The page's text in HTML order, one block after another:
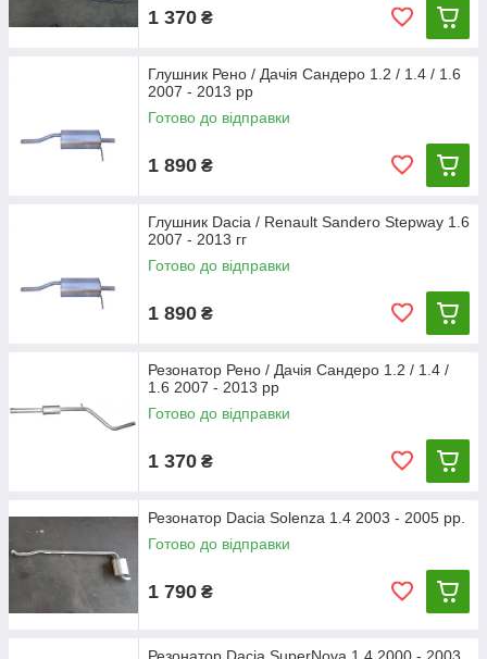
1 370 ₴
Глушник Рено / Дачія Сандеро 1.2 / 1.4 / 1.6
2007 - 2013 рр
Готово до відправки
1 890 ₴
Глушник Dacia / Renault Sandero Stepway 1.6
2007 - 2013 гг
Готово до відправки
1 890 ₴
Резонатор Рено / Дачія Сандеро 1.2 / 1.4 /
1.6 2007 - 2013 рр
Готово до відправки
1 370 ₴
Резонатор Dacia Solenza 1.4 2003 - 2005 рр.
Готово до відправки
1 790 ₴